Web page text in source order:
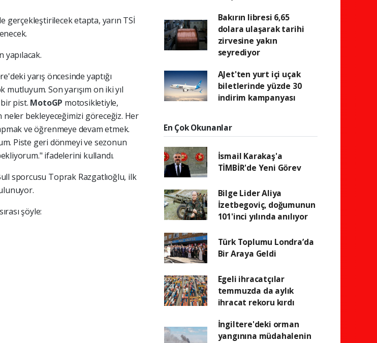
etapta, yarın TSİ
yapılacak.
yarış öncesinde yaptığı
Son yarışım on iki yıl
pist. MotoGP motosikletiyle,
bekleyeceğimizi göreceğiz. Her
ve öğrenmeye devam etmek.
Piste geri dönmeyi ve sezonun
ifadelerini kullandı.
sporcusu Toprak Razgatlıoğlu, ilk
şöyle:
Bakırın libresi 6,65
dolara ulaşarak tarihi
zirvesine yakın
seyrediyor
AJet'ten yurt içi uçak
biletlerinde yüzde 30
indirim kampanyası
En Çok Okunanlar
İsmail Karakaş'a
TİMBİR'de Yeni Görev
Bilge Lider Aliya
İzetbegoviç, doğumunun
101'inci yılında anılıyor
Türk Toplumu Londra’da
Bir Araya Geldi
Egeli ihracatçılar
temmuzda da aylık
ihracat rekoru kırdı
İngiltere'deki orman
yangınına müdahalenin